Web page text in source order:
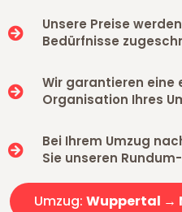
Unsere Preise
Bedürfnisse
Wir garantieren eine
Organisation Ihres
Bei Ihrem Umzug
Sie unseren
Umzug: Wuppertal →